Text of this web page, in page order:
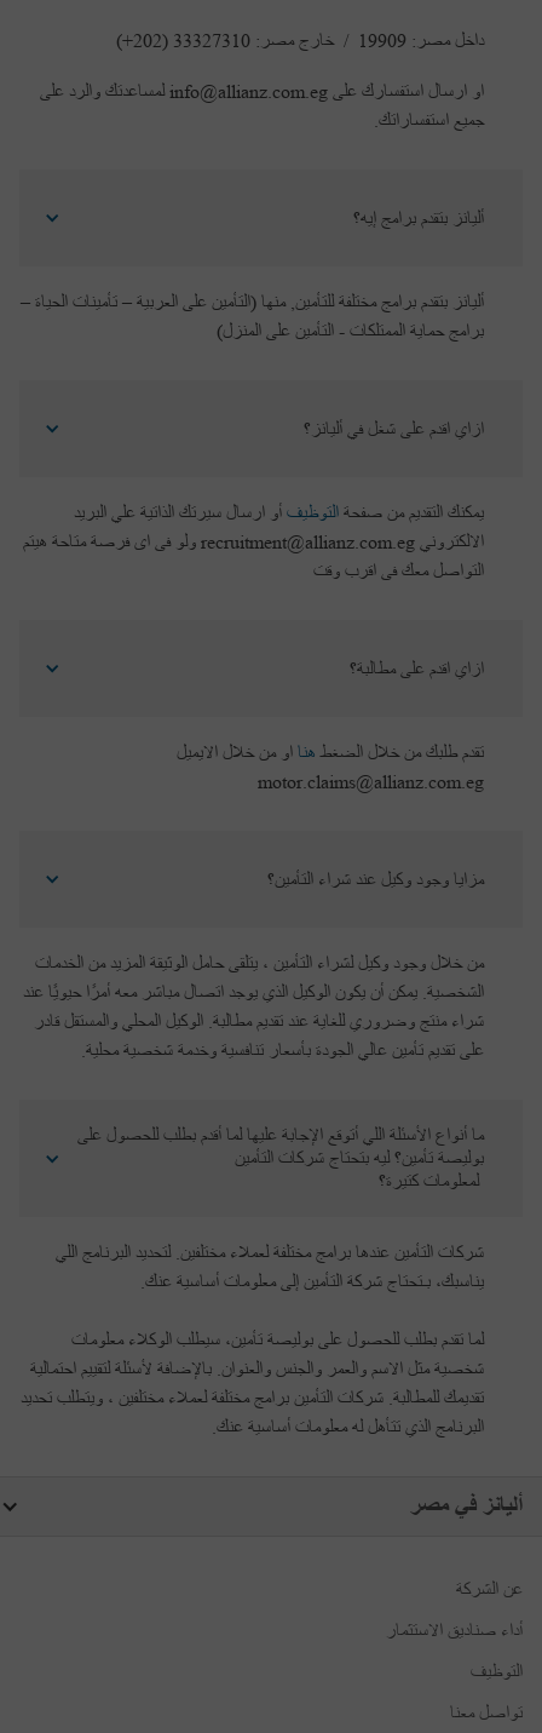
داخل مصر: 19909 / خارج مصر: 33327310 (202+)
او ارسال استفسارك على info@allianz.com.eg لمساعدتك والرد على
جميع استفساراتك.
أليانز بتقدم برامج إيه؟
أليانز بتقدم برامج مختلفة للتأمين, منها (التأمين على العربية – تأمينات الحياة –
برامج حماية الممتلكات - التأمين على المنزل)
ازاي اقدم على شغل في أليانز؟
يمكنك التقديم من صفحة التوظيف أو ارسال سيرتك الذاتية علي البريد
الالكتروني recruitment@allianz.com.eg ولو فى اى فرصة متاحة هيتم
التواصل معك فى اقرب وقت
ازاي اقدم على مطالبة؟
تقدم طلبك من خلال الضغط هنا او من خلال الايميل
motor.claims@allianz.com.eg
مزايا وجود وكيل عند شراء التأمين؟
من خلال وجود وكيل لشراء التأمين ، يتلقى حامل الوثيقة المزيد من الخدمات
الشخصية. يمكن أن يكون الوكيل الذي يوجد اتصال مباشر معه أمرًا حيويًا عند
شراء منتج وضروري للغاية عند تقديم مطالبة. الوكيل المحلي والمستقل قادر
على تقديم تأمين عالي الجودة بأسعار تنافسية وخدمة شخصية محلية.
بوليصة تأمين؟ ليه بتحتاج شركات التأمين
شركات التأمين عندها برامج مختلفة لعملاء مختلفين. لتحديد البرنامج اللي
يناسبك، بـتحتاج شركة التأمين إلى معلومات أساسية عنك.
لما تقدم بطلب للحصول على بوليصة تأمين، سيطلب الوكلاء معلومات
شخصية مثل الاسم والعمر والجنس والعنوان. بالإضافة لأسئلة لتقييم احتمالية
تقديمك للمطالبة. شركات التأمين برامج مختلفة لعملاء مختلفين ، ويتطلب تحديد
البرنامج الذي تتأهل له معلومات أساسية عنك.
أليانز في مصر
عن الشركة
أداء صناديق الاستثمار
التوظيف
تواصل معنا